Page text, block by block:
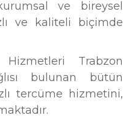
ve bireysel
ve kaliteli biçimde
Trabzon
bulunan bütün
tercüme hizmetini,